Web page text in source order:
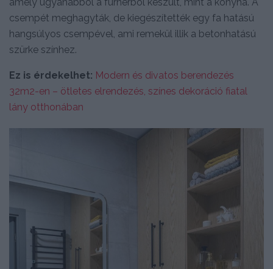
csempét meghagyták, de kiegészítették egy fa hatású
hangsúlyos csempével, ami remekül illik a betonhatású
szürke színhez.
Ez is érdekelhet: Modern és divatos berendezés
32m2-en – ötletes elrendezés, színes dekoráció fiatal
lány otthonában